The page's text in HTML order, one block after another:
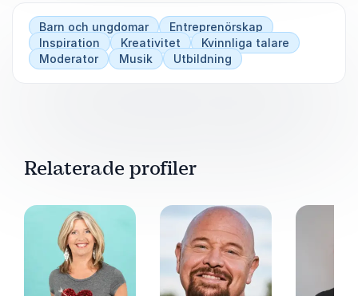
Barn och ungdomar
Entreprenörskap
Inspiration
Kreativitet
Kvinnliga talare
Moderator
Musik Utbildning
Relaterade profiler